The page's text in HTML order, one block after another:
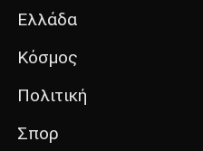
Ελλάδα
Κόσμος
Πολιτική
Σπορ